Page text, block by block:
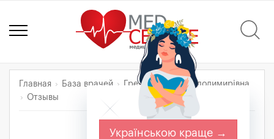
Главная База врачей
Гречко Зінаїда Володимирівна
Отзывы
Українською краще →